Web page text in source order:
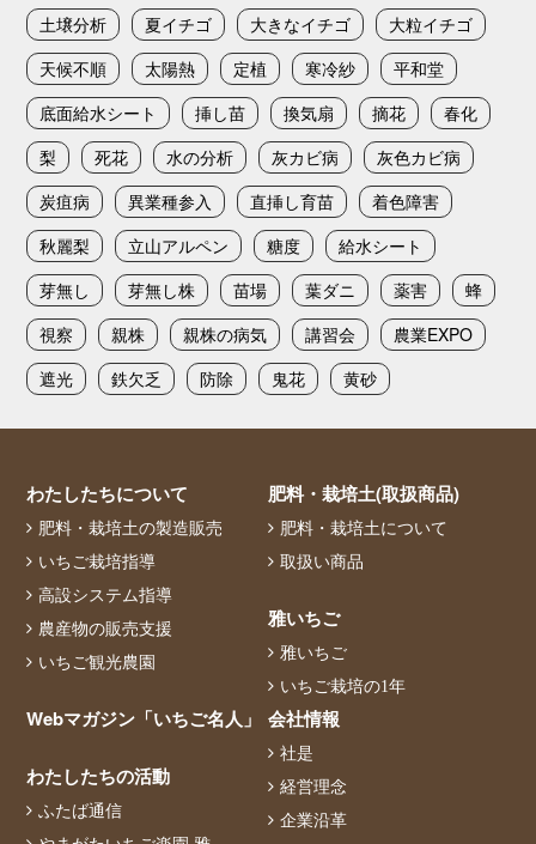
土壌分析
夏イチゴ 大きなイチゴ
大粒イチゴ
天候不順
太陽熱 定植 寒冷紗
平和堂
底面給水シート
挿し苗 換気扇 摘花
春化
梨
死花 水の分析 灰カビ病
灰色カビ病
炭疽病
異業種参入 直挿し育苗
着色障害
秋麗梨
立山アルペン 糖度
給水シート
芽無し
芽無し株 苗場 葉ダニ 薬害
蜂
視察
親株 親株の病気 講習会
農業EXPO
遮光
鉄欠乏 防除 鬼花 黄砂
わたしたちについて
肥料・栽培土の製造販売
いちご栽培指導
高設システム指導
農産物の販売支援
いちご観光農園
肥料・栽培土(取扱商品)
肥料・栽培土について
取扱い商品
雅いちご
雅いちご
いちご栽培の1年
Webマガジン「いちご名人」
わたしたちの活動
ふたば通信
会社情報
社是
経営理念
企業沿革